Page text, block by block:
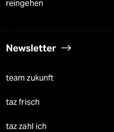
reingehen
Newsletter
team zukunft
taz frisch
taz zahl ich